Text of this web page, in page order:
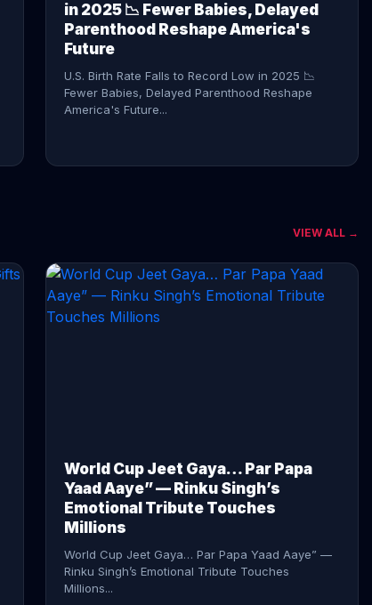
in 2025 📉 Fewer Babies, Delayed
Parenthood Reshape America's
Future
U.S. Birth Rate Falls to Record Low in 2025 📉
Fewer Babies, Delayed Parenthood Reshape
America's Future...
CONTINUE READING →
VIEW ALL →
World Cup Jeet Gaya… Par Papa
Yaad Aaye” — Rinku Singh’s
Emotional Tribute Touches
Millions
World Cup Jeet Gaya… Par Papa Yaad Aaye” —
Rinku Singh’s Emotional Tribute Touches
Millions...